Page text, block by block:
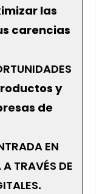
las
carencias
y
de
EN
TRAVÉS DE
.